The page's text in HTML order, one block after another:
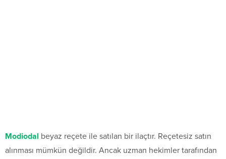
Modiodal beyaz reçete ile satılan bir ilaçtır. Reçetesiz satın
alınması mümkün değildir. Ancak uzman hekimler tarafından